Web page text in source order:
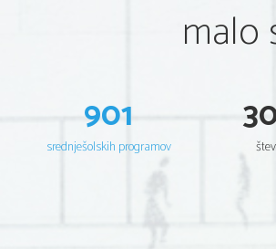
malo
901
srednješolskih programov